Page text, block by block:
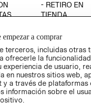
- RETIRO EN
TIENDA
CONDICIONES
AVISO DE
PRIVACIDAD
GIFT CARD
AVISO DE
empezar a comprar
terceros, incluidas otras
ofrecerle la
de usuario,
en nuestros sitios web,
a través de plataformas
información sobre el